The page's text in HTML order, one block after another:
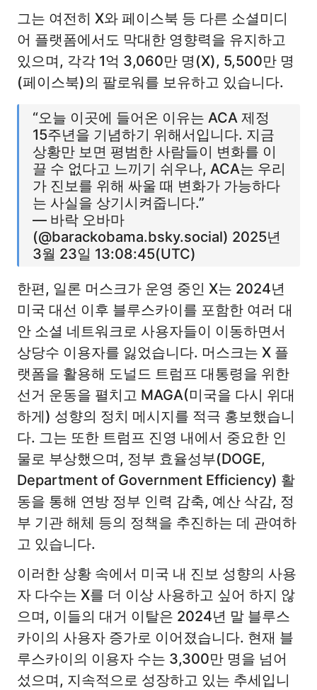
그는 여전히 X와 페이스북 등 다른 소셜미디
어 플랫폼에서도 막대한 영향력을 유지하고
있으며, 각각 1억 3,060만 명(X), 5,500만 명
(페이스북)의 팔로워를 보유하고 있습니다.
“오늘 이곳에 들어온 이유는 ACA 제정
15주년을 기념하기 위해서입니다. 지금
상황만 보면 평범한 사람들이 변화를 이
끌 수 없다고 느끼기 쉬우나, ACA는 우리
가 진보를 위해 싸울 때 변화가 가능하다
는 사실을 상기시켜줍니다.”
— 바락 오바마
(@barackobama.bsky.social) 2025년
3월 23일 13:08:45(UTC)
한편, 일론 머스크가 운영 중인 X는 2024년
미국 대선 이후 블루스카이를 포함한 여러 대
안 소셜 네트워크로 사용자들이 이동하면서
상당수 이용자를 잃었습니다. 머스크는 X 플
랫폼을 활용해 도널드 트럼프 대통령을 위한
선거 운동을 펼치고 MAGA(미국을 다시 위대
하게) 성향의 정치 메시지를 적극 홍보했습니
다. 그는 또한 트럼프 진영 내에서 중요한 인
물로 부상했으며, 정부 효율성부(DOGE,
Department of Government Efficiency) 활
동을 통해 연방 정부 인력 감축, 예산 삭감, 정
부 기관 해체 등의 정책을 추진하는 데 관여하
고 있습니다.
이러한 상황 속에서 미국 내 진보 성향의 사용
자 다수는 X를 더 이상 사용하고 싶어 하지 않
으며, 이들의 대거 이탈은 2024년 말 블루스
카이의 사용자 증가로 이어졌습니다. 현재 블
루스카이의 이용자 수는 3,300만 명을 넘어
섰으며, 지속적으로 성장하고 있는 추세입니